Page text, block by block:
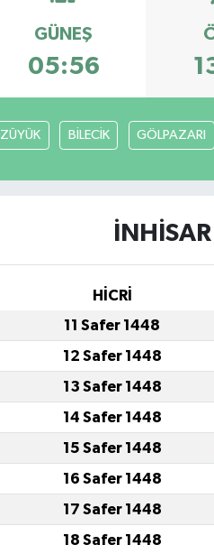
GÜNEŞ
05:56
BİLECİK GÖLPAZARI
HİCRİ
11 Safer 1448
12 Safer 1448
13 Safer 1448
14 Safer 1448
15 Safer 1448
16 Safer 1448
17 Safer 1448
18 Safer 1448